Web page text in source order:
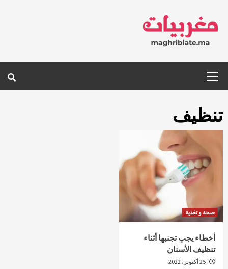
content
Menu
تنظيف
صحة و تغذية
أخطاء يجب تجنبها أثناء
تنظيف الأسنان